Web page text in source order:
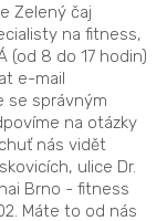
Zelený čaj
na fitness,
(od 8 do 17 hodin)
e-mail
se správným
na otázky
nás vidět
ulice Dr.
Brno - fitness
Máte to od nás